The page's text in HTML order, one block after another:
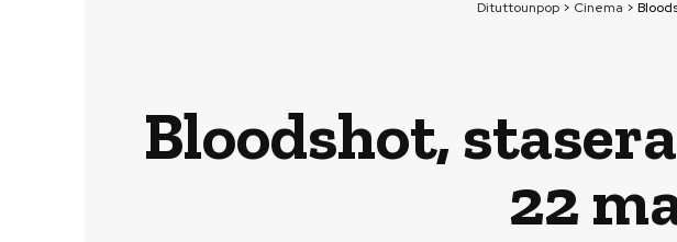
Dituttounpop > Cinema >
Bloodshot,
22